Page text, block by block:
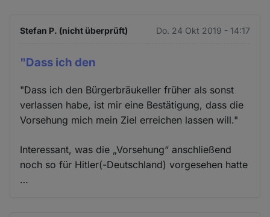
Stefan P. (nicht überprüft) Do. 24 Okt 2019 - 14:17
"Dass ich den
"Dass ich den Bürgerbräukeller früher als sonst
verlassen habe, ist mir eine Bestätigung, dass die
Vorsehung mich mein Ziel erreichen lassen will."
Interessant, was die „Vorsehung“ anschließend
noch so für Hitler(-Deutschland) vorgesehen hatte
…